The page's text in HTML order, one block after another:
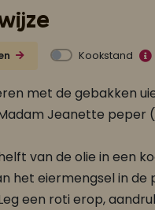
Kookstand
met de gebakken
Jeanette peper
van de olie in een
het eiermengsel in de
een roti erop,